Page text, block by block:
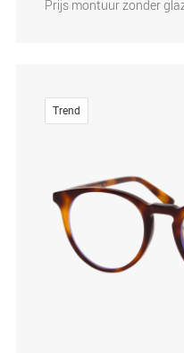
Prijs montuur zonder
Trend